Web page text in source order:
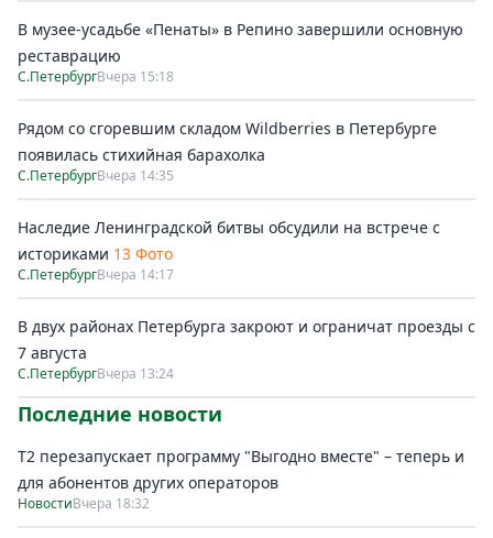
В музее-усадьбе «Пенаты» в Репино завершили основную
реставрацию
С.ПетербургВчера 15:18
Рядом со сгоревшим складом Wildberries в Петербурге
появилась стихийная барахолка
С.ПетербургВчера 14:35
Наследие Ленинградской битвы обсудили на встрече с
историками 13 Фото
С.ПетербургВчера 14:17
В двух районах Петербурга закроют и ограничат проезды с
7 августа
С.ПетербургВчера 13:24
Последние новости
Т2 перезапускает программу "Выгодно вместе" – теперь и
для абонентов других операторов
НовостиВчера 18:32